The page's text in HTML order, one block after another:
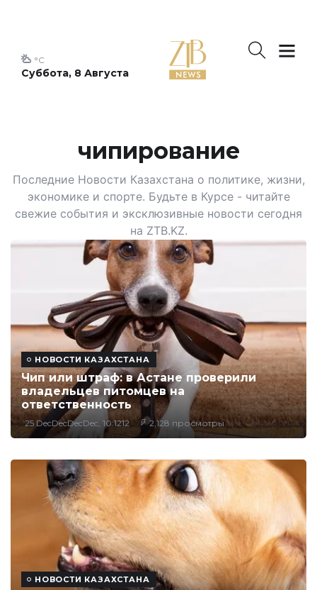
Суббота, 8 Августа
°C
чипирование
Последние Новости Казахстана о политике, жизни,
экономике и спорте. Будьте в Курсе - читайте
свежие события и эксклюзивные новости сегодня
на ZTB.KZ.
НОВОСТИ КАЗАХСТАНА
Чип или штраф: в Астане проверили
владельцев питомцев на
ответственность
25 DecDecDecDec, 10:1212 2,128 просмотры
НОВОСТИ КАЗАХСТАНА